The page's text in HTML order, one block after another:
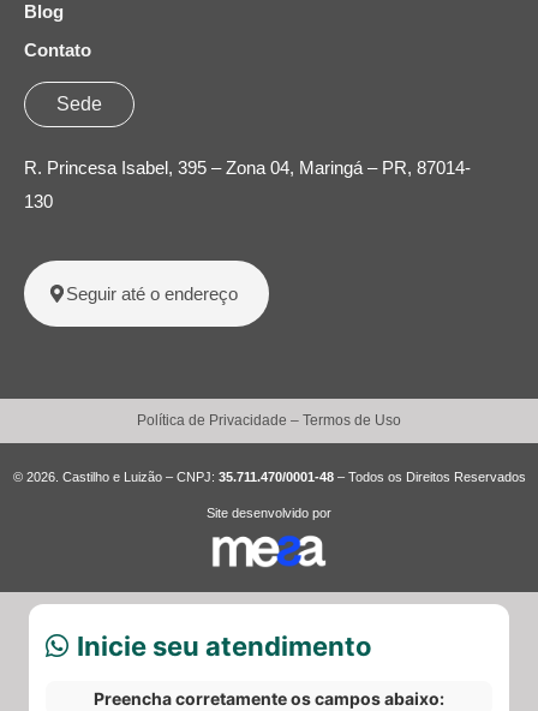
Blog
Contato
Sede
R. Princesa Isabel, 395 – Zona 04, Maringá – PR, 87014-
130
Seguir até o endereço
Política de Privacidade – Termos de Uso
© 2026. Castilho e Luizão – CNPJ: 35.711.470/0001-48– Todos os Direitos Reservados
Site desenvolvido por
Inicie seu atendimento
Preencha corretamente os campos abaixo: